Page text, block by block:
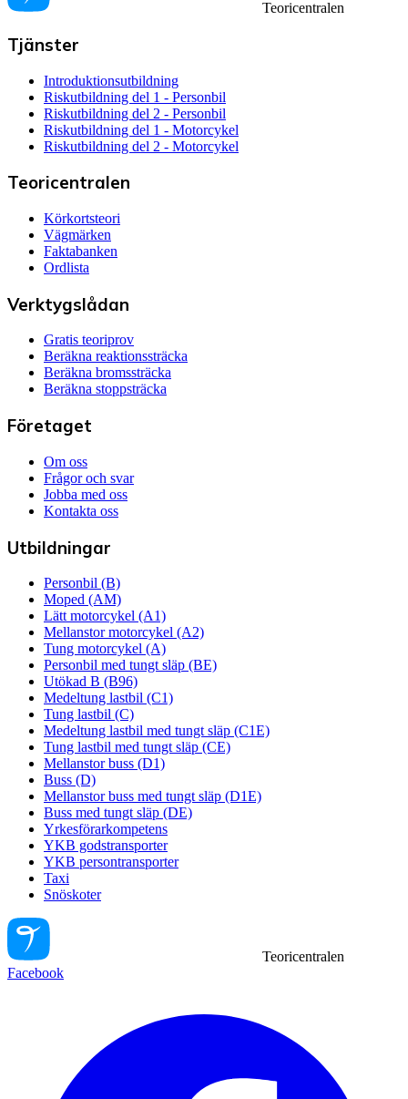
Teoricentralen
Tjänster
Introduktionsutbildning
Riskutbildning del 1 - Personbil
Riskutbildning del 2 - Personbil
Riskutbildning del 1 - Motorcykel
Riskutbildning del 2 - Motorcykel
Teoricentralen
Körkortsteori
Vägmärken
Faktabanken
Ordlista
Verktygslådan
Gratis teoriprov
Beräkna reaktionssträcka
Beräkna bromssträcka
Beräkna stoppsträcka
Företaget
Om oss
Frågor och svar
Jobba med oss
Kontakta oss
Utbildningar
Personbil (B)
Moped (AM)
Lätt motorcykel (A1)
Mellanstor motorcykel (A2)
Tung motorcykel (A)
Personbil med tungt släp (BE)
Utökad B (B96)
Medeltung lastbil (C1)
Tung lastbil (C)
Medeltung lastbil med tungt släp (C1E)
Tung lastbil med tungt släp (CE)
Mellanstor buss (D1)
Buss (D)
Mellanstor buss med tungt släp (D1E)
Buss med tungt släp (DE)
Yrkesförarkompetens
YKB godstransporter
YKB persontransporter
Taxi
Snöskoter
Teoricentralen
Facebook